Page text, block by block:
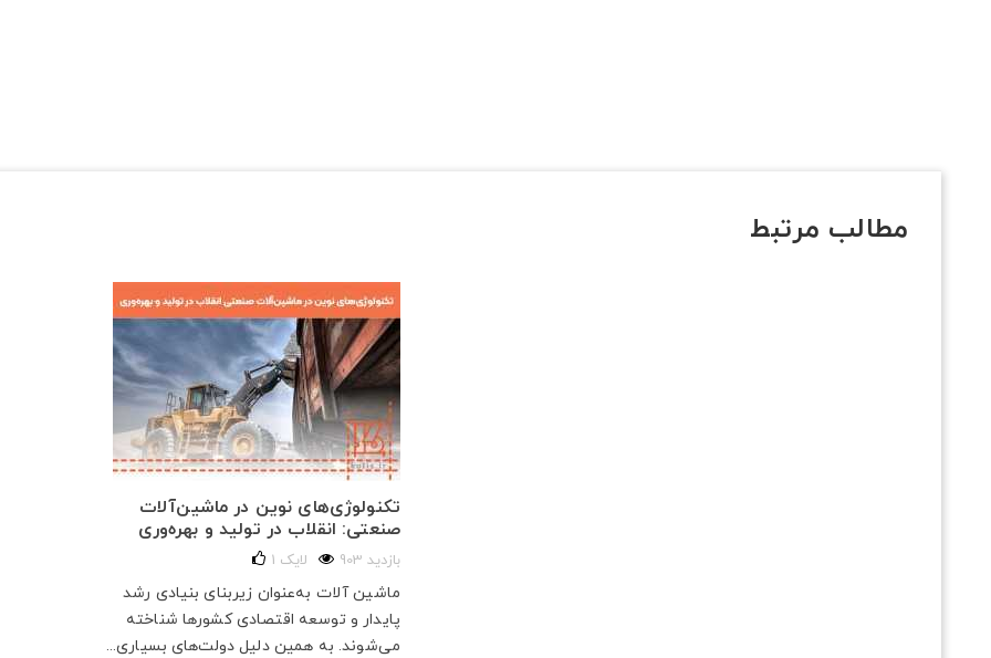
مطالب مرتبط
تکنولوژی‌های نوین در ماشین‌آلات
صنعتی: انقلاب در تولید و بهره‌وری
903 بازدید 1 لایک
ماشین آلات به‌عنوان زیربنای بنیادی رشد
پایدار و توسعه اقتصادی کشورها شناخته
می‌شوند. به همین دلیل دولت‌های بسیاری...